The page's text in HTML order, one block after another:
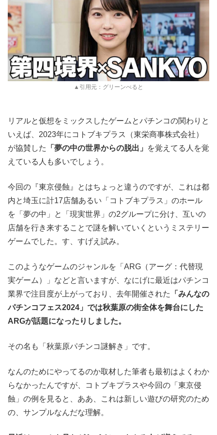
▲引用元：グリーンべると
リアルと仮想をミックスしたゲームとパチンコの関わりと
いえば、2023年にコトブキプラス（東栄商事株式会社）
が協賛した
「夢の中の世界からの脱出」
を覚えてる人を覚
えている人も多いでしょう。
今回の『東京侵蝕』とはちょっと違うのですが、これは都
内と埼玉に計17店舗あるい「コトブキプラス」のホール
を「夢の中」と「現実世界」の2グループに分け、互いの
店舗を行き来することで謎を解いていくというミステリー
ゲームでした。す、すげえ試み。
このようなゲームのジャンルを「ARG（アーグ：代替現
実ゲーム）」などと言いますが、なにげに最近はパチンコ
業界で注目度が上がっており、去年開催された
「みんなの
パチンコフェス2024」では秋葉原の街全体を舞台にした
ARGが話題になったりしました。
その名も「秋葉原パチンコ謎解き」です。
なんのためにやってるのか取材した筆者も最初はよくわか
らなかったんですが、コトブキプラスや今回の「東京侵
蝕」の例を見ると、ああ、これは新しい遊びの研究のため
の、サンプルなんだな理解。